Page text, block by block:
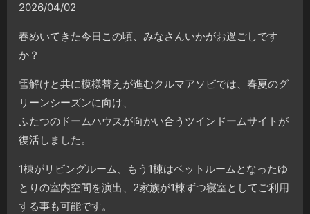
2026/04/02
春めいてきた今日この頃、みなさんいかがお過ごしです
か？
雪解けと共に模様替えが進むクルマアソビでは、春夏のグ
リーンシーズンに向け、
ふたつのドームハウスが向かい合うツインドームサイトが
復活しました。
1棟がリビングルーム、もう1棟はベットルームとなったゆ
とりの室内空間を演出、2家族が1棟ずつ寝室としてご利用
する事も可能です。